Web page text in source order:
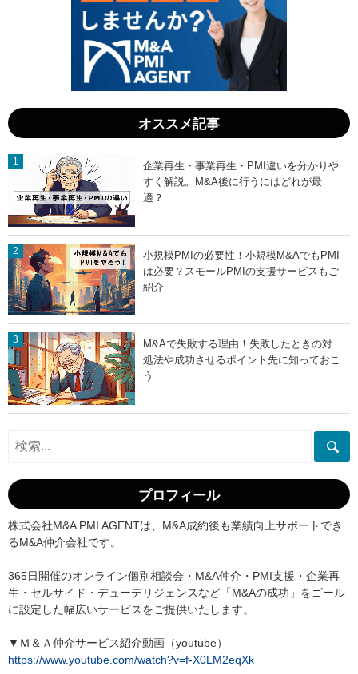
オススメ記事
企業再生・事業再生・PMI違いを分かりや
すく解説。M&A後に行うにはどれが最
適？
小規模PMIの必要性！小規模M&AでもPMI
は必要？スモールPMIの支援サービスもご
紹介
M&Aで失敗する理由！失敗したときの対
処法や成功させるポイント先に知っておこ
う
プロフィール
株式会社M&A PMI AGENTは、M&A成約後も業績向上サポートでき
るM&A仲介会社です。
365日開催のオンライン個別相談会・M&A仲介・PMI支援・企業再
生・セルサイド・デューデリジェンスなど「M&Aの成功」をゴール
に設定した幅広いサービスをご提供いたします。
▼Ｍ＆Ａ仲介サービス紹介動画（youtube）
https://www.youtube.com/watch?v=f-X0LM2eqXk